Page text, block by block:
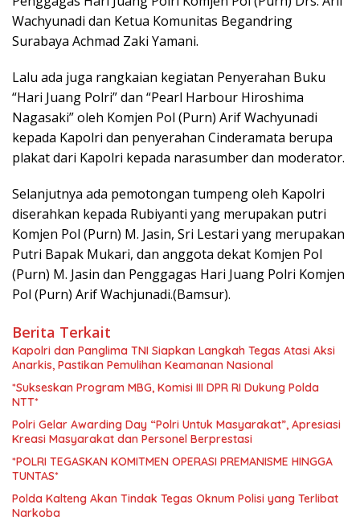
Wachyunadi dan Ketua Komunitas Begandring
Surabaya Achmad Zaki Yamani.
Lalu ada juga rangkaian kegiatan Penyerahan Buku
“Hari Juang Polri” dan “Pearl Harbour Hiroshima
Nagasaki” oleh Komjen Pol (Purn) Arif Wachyunadi
kepada Kapolri dan penyerahan Cinderamata berupa
plakat dari Kapolri kepada narasumber dan moderator.
Selanjutnya ada pemotongan tumpeng oleh Kapolri
diserahkan kepada Rubiyanti yang merupakan putri
Komjen Pol (Purn) M. Jasin, Sri Lestari yang merupakan
Putri Bapak Mukari, dan anggota dekat Komjen Pol
(Purn) M. Jasin dan Penggagas Hari Juang Polri Komjen
Pol (Purn) Arif Wachjunadi.(Bamsur).
Berita Terkait
Kapolri dan Panglima TNI Siapkan Langkah Tegas Atasi Aksi
Anarkis, Pastikan Pemulihan Keamanan Nasional
*Sukseskan Program MBG, Komisi III DPR RI Dukung Polda
NTT*
Polri Gelar Awarding Day “Polri Untuk Masyarakat”, Apresiasi
Kreasi Masyarakat dan Personel Berprestasi
*POLRI TEGASKAN KOMITMEN OPERASI PREMANISME HINGGA
TUNTAS*
Polda Kalteng Akan Tindak Tegas Oknum Polisi yang Terlibat
Narkoba